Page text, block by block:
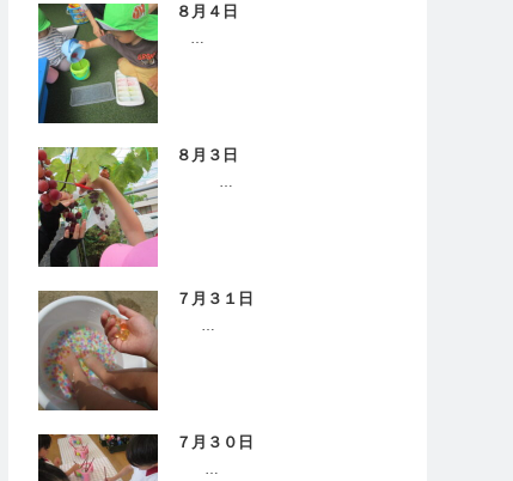
８月４日
…
８月３日
…
７月３１日
…
７月３０日
…